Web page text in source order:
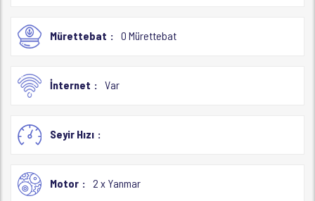
Mürettebat 0 Mürettebat
İnternet Var
Seyir Hızı
Motor 2 x Yanmar